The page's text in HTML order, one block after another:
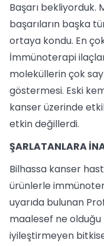
Başarı bekliyorduk.
başarıların başka
ortaya kondu. En
İmmünoterapi
moleküllerin çok
göstermesi. Eski
kanser üzerinde
etkin değillerdi.
ŞARLATANLARA
Bilhassa kanser
ürünlerle
uyarıda bulunan
maalesef ne
iyileştirmeyen